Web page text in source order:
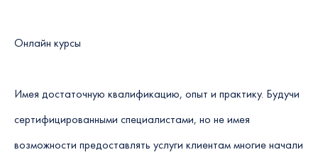
Онлайн курсы
Имея достаточную квалификацию, опыт и практику. Будучи
сертифицированными специалистами, но не имея
возможности предоставлять услуги клиентам многие начали